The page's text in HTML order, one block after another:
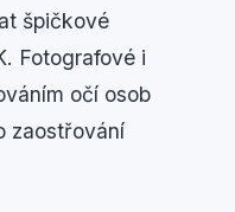
špičkové
Fotografové i
očí osob
zaostřování